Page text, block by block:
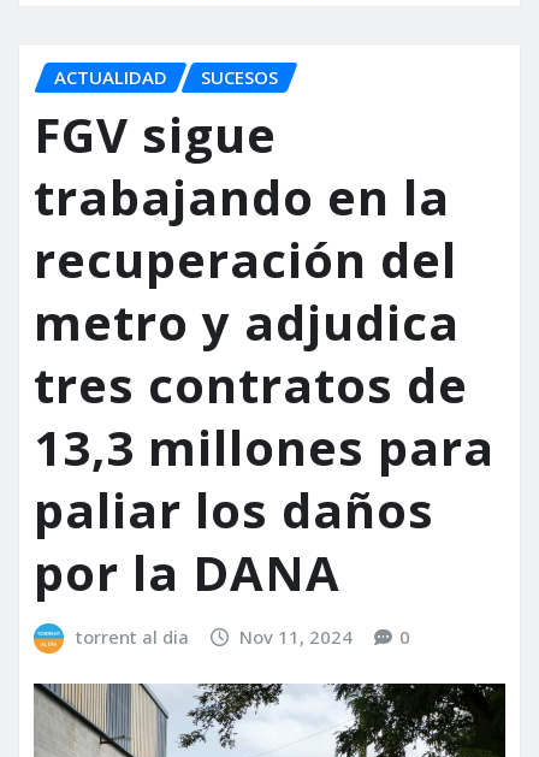
ACTUALIDAD SUCESOS
FGV sigue
trabajando en la
recuperación del
metro y adjudica
tres contratos de
13,3 millones para
paliar los daños
por la DANA
torrent al dia Nov 11, 2024 0